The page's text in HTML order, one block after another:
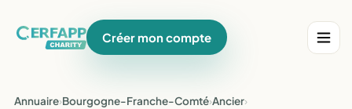
Créer mon compte
Annuaire›Bourgogne-Franche-Comté›Ancier›